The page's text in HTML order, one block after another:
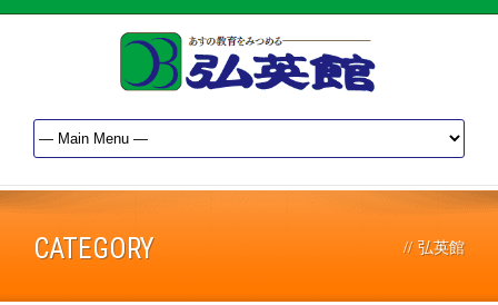
CATEGORY // 弘英館